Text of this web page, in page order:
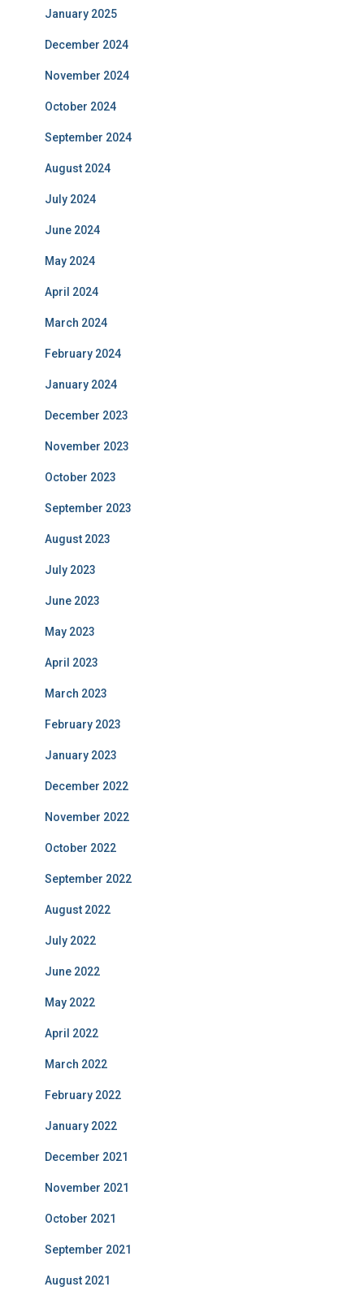
January 2025
December 2024
November 2024
October 2024
September 2024
August 2024
July 2024
June 2024
May 2024
April 2024
March 2024
February 2024
January 2024
December 2023
November 2023
October 2023
September 2023
August 2023
July 2023
June 2023
May 2023
April 2023
March 2023
February 2023
January 2023
December 2022
November 2022
October 2022
September 2022
August 2022
July 2022
June 2022
May 2022
April 2022
March 2022
February 2022
January 2022
December 2021
November 2021
October 2021
September 2021
August 2021